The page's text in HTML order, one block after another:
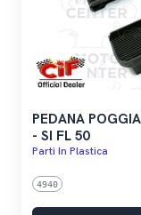
PEDANA
- SI FL 50
Parti In Plastica
4940